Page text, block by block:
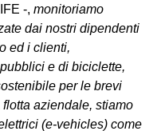
-, monitoriamo
dai nostri dipendenti
ed i clienti,
e di biciclette,
per le brevi
aziendale, stiamo
(e-vehicles) come